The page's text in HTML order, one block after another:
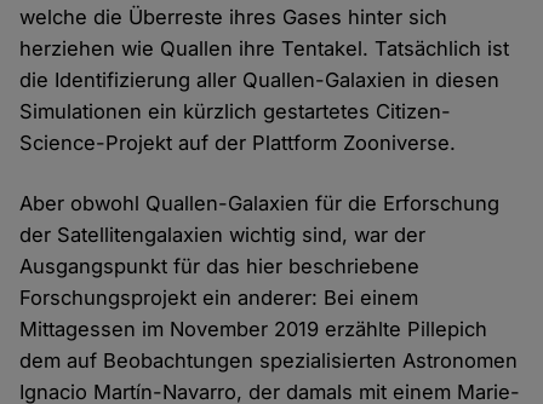
welche die Überreste ihres Gases hinter sich
herziehen wie Quallen ihre Tentakel. Tatsächlich ist
die Identifizierung aller Quallen-Galaxien in diesen
Simulationen ein kürzlich gestartetes Citizen-
Science-Projekt auf der Plattform Zooniverse.
Aber obwohl Quallen-Galaxien für die Erforschung
der Satellitengalaxien wichtig sind, war der
Ausgangspunkt für das hier beschriebene
Forschungsprojekt ein anderer: Bei einem
Mittagessen im November 2019 erzählte Pillepich
dem auf Beobachtungen spezialisierten Astronomen
Ignacio Martín-Navarro, der damals mit einem Marie-